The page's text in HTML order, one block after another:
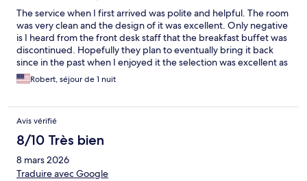
The service when I first arrived was polite and helpful. The room
was very clean and the design of it was excellent. Only negative
is I heard from the front desk staff that the breakfast buffet was
discontinued. Hopefully they plan to eventually bring it back
since in the past when I enjoyed it the selection was excellent as
well as the taste of all items. Overall though I enjoyed my stay
and will be planning on staying here again.
Robert, séjour de 1 nuit
Avis vérifié
8/10 Très bien
8 mars 2026
Traduire avec Google